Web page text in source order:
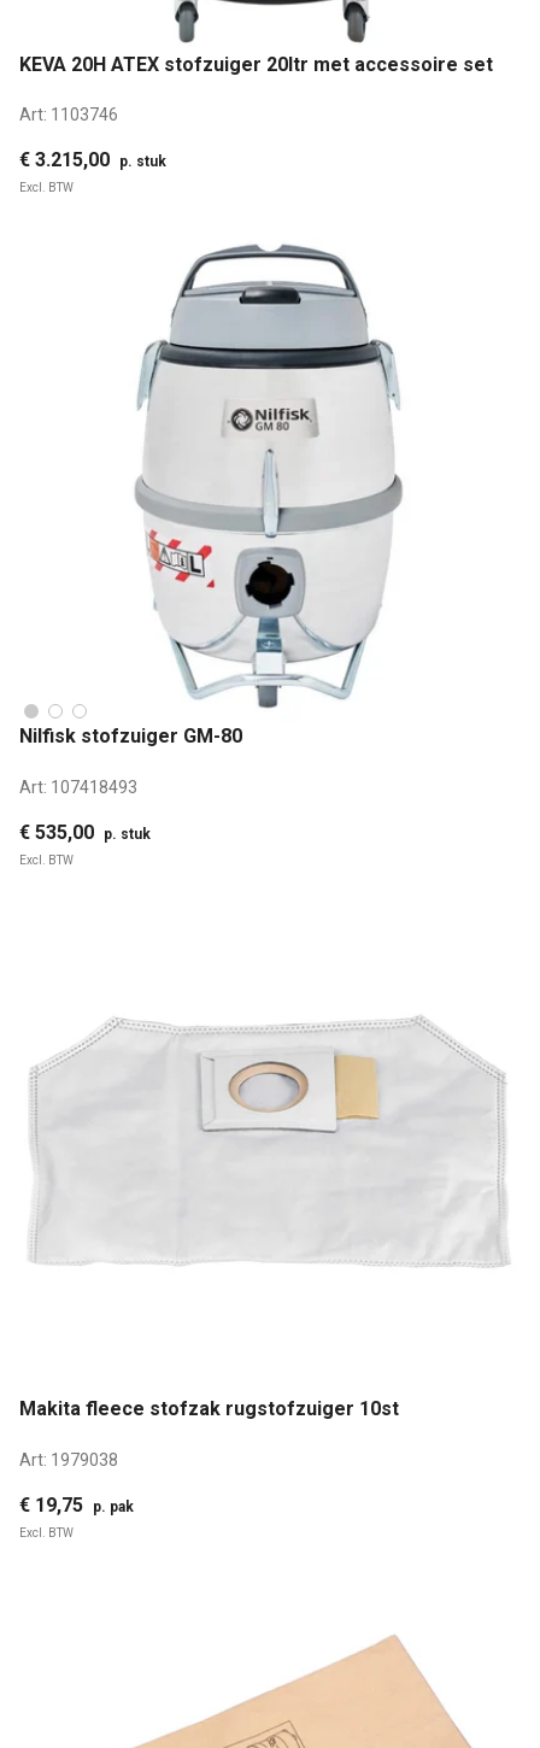
KEVA 20H ATEX stofzuiger 20ltr met accessoire set
Art: 1103746
€ 3.215,00 p. stuk
Excl. BTW
Nilfisk stofzuiger GM-80
Art: 107418493
€ 535,00 p. stuk
Excl. BTW
Makita fleece stofzak rugstofzuiger 10st
Art: 1979038
€ 19,75 p. pak
Excl. BTW